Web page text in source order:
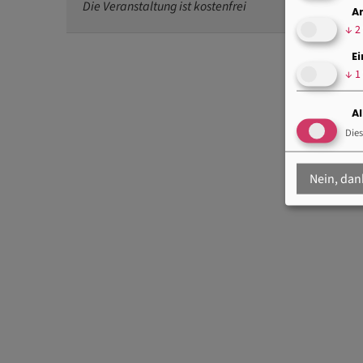
Die Veranstaltung ist kostenfrei
↓ 2
↓ 1
Nein,